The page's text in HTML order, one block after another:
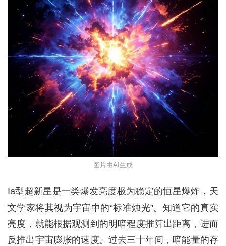
图片由AI生成
Ia型超新星是一类爆发亮度极为稳定的恒星爆炸，天
文学家将其视为宇宙中的“标准烛光”。知道它的真实
亮度，就能根据观测到的明暗程度推算出距离，进而
反推出宇宙膨胀的速度。过去三十年间，暗能量的存